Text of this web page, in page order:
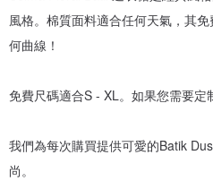
風格。棉質面料適合任何天氣，其
何曲線！
免費尺碼適合S - XL。如果您需要定
我們為每次購買提供可愛的Batik
尚。